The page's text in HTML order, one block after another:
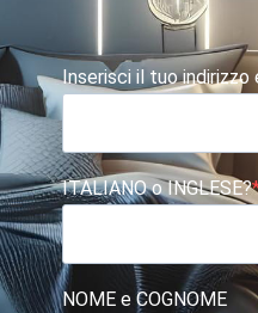
Inserisci il tuo indirizzo
ITALIANO o INGLESE?
NOME e COGNOME